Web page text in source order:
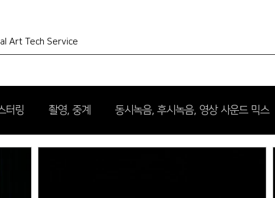
Art Tech Service
터링 촬영, 중계 동시녹음, 후시녹음, 영상 사운드 믹스